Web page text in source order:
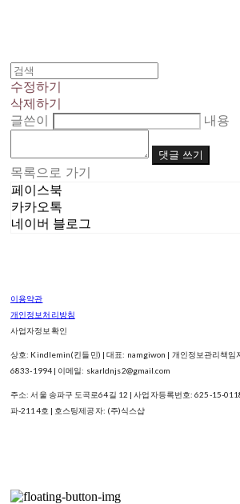
수정하기
삭제하기
글쓴이
내용
댓글 쓰기
목록으로 가기
페이스북
카카오톡
네이버 블로그
이용약관
개인정보처리방침
사업자정보확인
상호: Kindlemin(킨들민) | 대표: namgiwon | 개인정보관리책임
6833-1994 | 이메일: skarldnjs2@gmail.com
주소: 서울 송파구 도곡로64길 12 | 사업자등록번호:625-15-
파-2114호 | 호스팅제공자: (주)식스샵